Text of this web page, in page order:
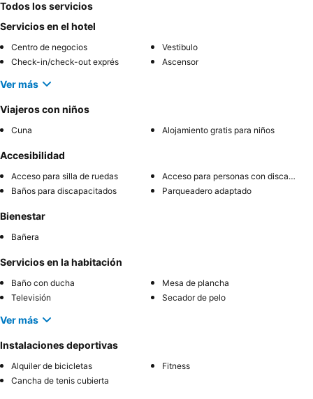
Todos los servicios
Servicios en el hotel
Centro de negocios
Vestibulo
Check-in/check-out exprés
Ascensor
Ver más
Viajeros con niños
Cuna Alojamiento gratis para niños
Accesibilidad
Acceso para silla de ruedas
Acceso para personas con discapacidad
Baños para discapacitados
Parqueadero adaptado
Bienestar
Bañera
Servicios en la habitación
Baño con ducha
Mesa de plancha
Televisión
Secador de pelo
Ver más
Instalaciones deportivas
Alquiler de bicicletas
Fitness
Cancha de tenis cubierta